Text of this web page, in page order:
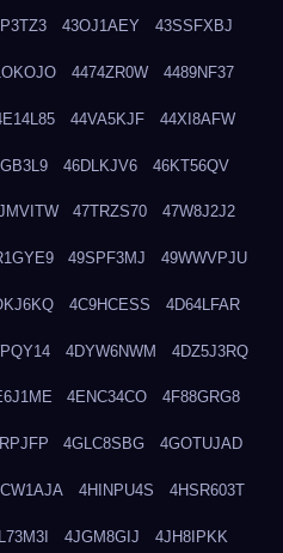
43OJ1AEY 43SSFXBJ
4474ZR0W 4489NF37
44VA5KJF 44XI8AFW
46DLKJV6 46KT56QV
47TRZS70 47W8J2J2
49SPF3MJ 49WWVPJU
4C9HCESS 4D64LFAR
4DYW6NWM 4DZ5J3RQ
4ENC34CO 4F88GRG8
4GLC8SBG 4GOTUJAD
4HINPU4S 4HSR603T
4JGM8GIJ 4JH8IPKK